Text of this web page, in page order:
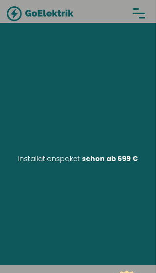
Installationspaket schon ab 699 €